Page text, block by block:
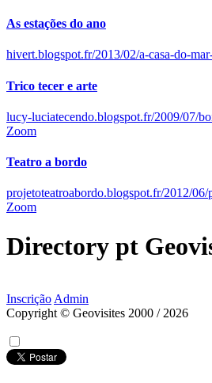
As estações do ano
hivert.blogspot.fr/2013/02/a-casa-do-
Trico tecer e arte
lucy-luciatecendo.blogspot.fr/2009/07/
Zoom
Teatro a bordo
projetoteatroabordo.blogspot.fr/2012/06/
Zoom
Directory pt
Inscrição Admin
Copyright © Geovisites 2000 / 2026